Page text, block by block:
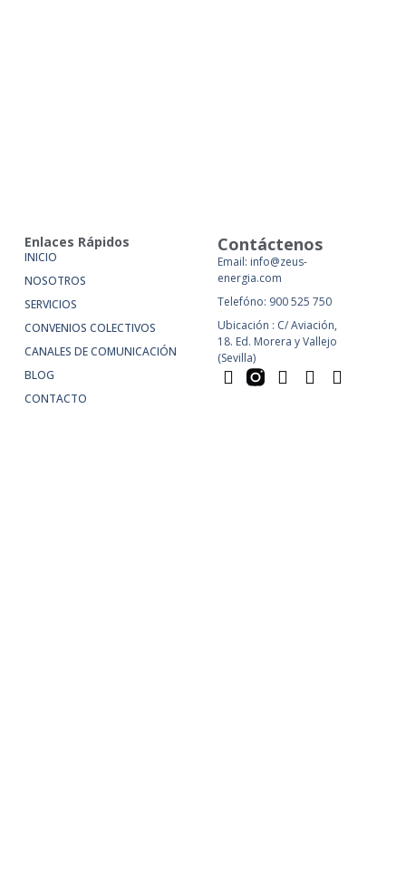
Enlaces Rápidos
INICIO
NOSOTROS
SERVICIOS
CONVENIOS COLECTIVOS
CANALES DE COMUNICACIÓN
BLOG
CONTACTO
Contáctenos
Email: info@zeus-
energia.com
Telefóno: 900 525 750
Ubicación : C/ Aviación,
18. Ed. Morera y Vallejo
(Sevilla)